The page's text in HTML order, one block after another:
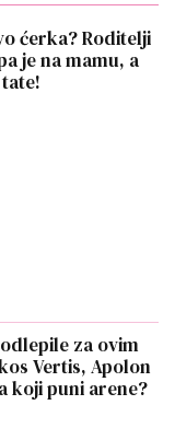
ćerka? Roditelji
je na mamu, a
za ovim
Vertis, Apolon
koji puni arene?